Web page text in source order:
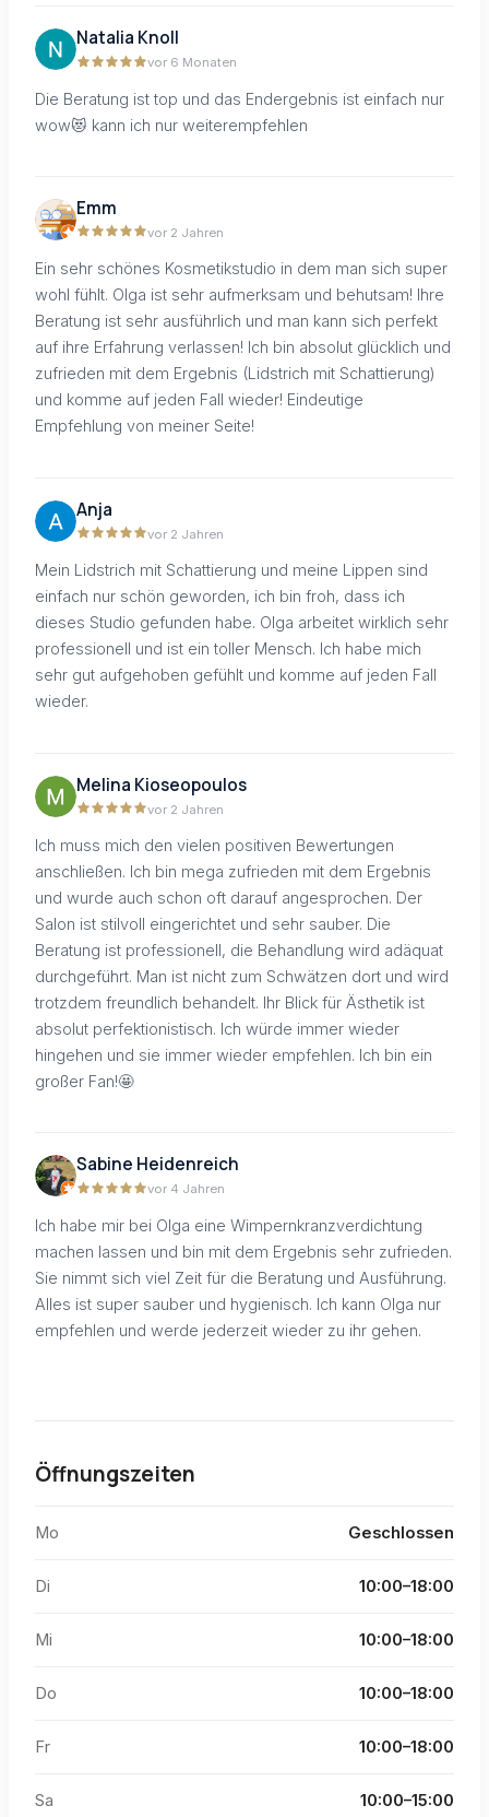
Natalia Knoll
vor 6 Monaten
Die Beratung ist top und das Endergebnis ist einfach nur
wow😻 kann ich nur weiterempfehlen
Emm
vor 2 Jahren
Ein sehr schönes Kosmetikstudio in dem man sich super
wohl fühlt. Olga ist sehr aufmerksam und behutsam! Ihre
Beratung ist sehr ausführlich und man kann sich perfekt
auf ihre Erfahrung verlassen! Ich bin absolut glücklich und
zufrieden mit dem Ergebnis (Lidstrich mit Schattierung)
und komme auf jeden Fall wieder! Eindeutige
Empfehlung von meiner Seite!
Anja
vor 2 Jahren
Mein Lidstrich mit Schattierung und meine Lippen sind
einfach nur schön geworden, ich bin froh, dass ich
dieses Studio gefunden habe. Olga arbeitet wirklich sehr
professionell und ist ein toller Mensch. Ich habe mich
sehr gut aufgehoben gefühlt und komme auf jeden Fall
wieder.
Melina Kioseopoulos
vor 2 Jahren
Ich muss mich den vielen positiven Bewertungen
anschließen. Ich bin mega zufrieden mit dem Ergebnis
und wurde auch schon oft darauf angesprochen. Der
Salon ist stilvoll eingerichtet und sehr sauber. Die
Beratung ist professionell, die Behandlung wird adäquat
durchgeführt. Man ist nicht zum Schwätzen dort und wird
trotzdem freundlich behandelt. Ihr Blick für Ästhetik ist
absolut perfektionistisch. Ich würde immer wieder
hingehen und sie immer wieder empfehlen. Ich bin ein
großer Fan!🤩
Sabine Heidenreich
vor 4 Jahren
Ich habe mir bei Olga eine Wimpernkranzverdichtung
machen lassen und bin mit dem Ergebnis sehr zufrieden.
Sie nimmt sich viel Zeit für die Beratung und Ausführung.
Alles ist super sauber und hygienisch. Ich kann Olga nur
empfehlen und werde jederzeit wieder zu ihr gehen.
Öffnungszeiten
Mo Geschlossen
Di 10:00–18:00
Mi 10:00–18:00
Do 10:00–18:00
Fr 10:00–18:00
Sa 10:00–15:00